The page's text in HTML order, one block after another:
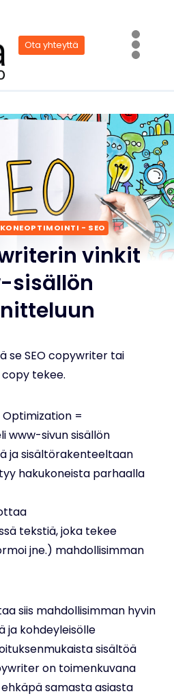
Ota yhteyttä
- SEO
vinkit
sisällön
se SEO copywriter tai
tekee.
Optimization =
www-sivun sisällön
ja sisältörakenteeltaan
hakukoneista parhaalla
tekstiä, joka tekee
jne.) mahdollisimman
siis mahdollisimman hyvin
ja kohdeyleisölle
sisältöä
on toimenkuvana
ehkäpä samasta asiasta